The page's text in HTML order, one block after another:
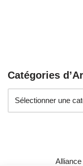
Catégories